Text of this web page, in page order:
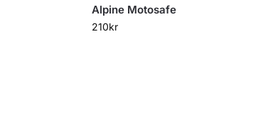
Alpine Motosafe
210kr